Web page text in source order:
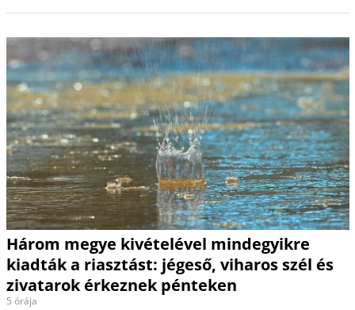
Három megye kivételével mindegyikre
kiadták a riasztást: jégeső, viharos szél és
zivatarok érkeznek pénteken
5 órája